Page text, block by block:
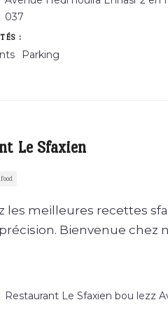
037
:
Parking
Le Sfaxien
les meilleures recettes
Bienvenue chez
Restaurant Le Sfaxien bou lezz